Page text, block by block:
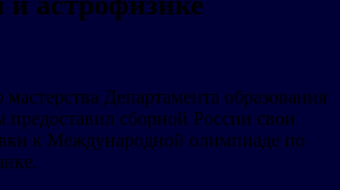
Департамента образования
сборной России свои
к Международной олимпиаде по